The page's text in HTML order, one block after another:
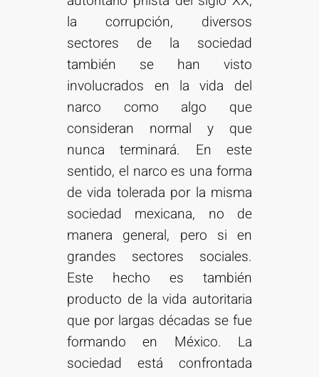
la corrupción, diversos
sectores de la sociedad
también se han visto
involucrados en la vida del
narco como algo que
consideran normal y que
nunca terminará. En este
sentido, el narco es una forma
de vida tolerada por la misma
sociedad mexicana, no de
manera general, pero si en
grandes sectores sociales.
Este hecho es también
producto de la vida autoritaria
que por largas décadas se fue
formando en México. La
sociedad está confrontada